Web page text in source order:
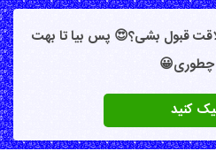
قبول بشی؟😍 پس بیا تا بهت
چطوری😀
کنید